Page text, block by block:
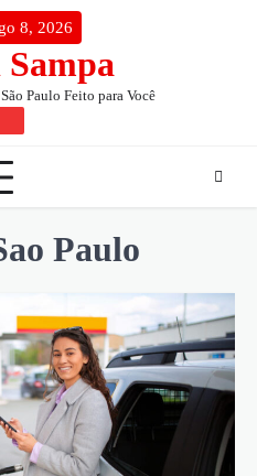
8, 2026
Paulo Feito para Você
TW
Paulo